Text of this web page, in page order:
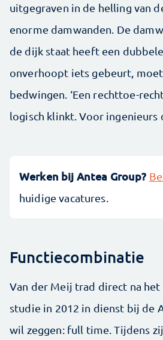
uitgegraven in de helling van
enorme damwanden. De
de dijk staat heeft een
onverhoopt iets gebeurt,
bedwingen. ‘Een rechttoe-
logisch klinkt. Voor ingenieurs
Werken bij Antea Group?
huidige vacatures.
Functiecombinatie
Van der Meij trad direct na
studie in 2012 in dienst bij de
wil zeggen: full time. Tijdens